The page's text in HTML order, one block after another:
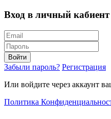
Вход в личный кабиент
Войти
Забыли пароль? Регистрация
Или войдите через аккаунт
Политика